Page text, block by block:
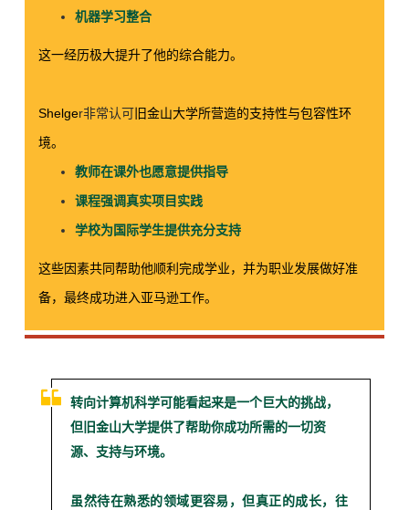
机器学习整合
这一经历极大提升了他的综合能力。
Shelger非常认可 旧金山大学所营造的支持性与包容性环
境。
教师在课外也愿意提供指导
课程强调真实项目实践
学校为国际学生提供充分支持
这些因素共同帮助他顺利完成学业，并为职业发展做好准
备，最终成功进入亚马逊工作。
转向计算机科学可能看起来是一个巨大的挑战，
但旧金山大学提供了帮助你成功所需的一切资
源、支持与环境。
虽然待在熟悉的领域更容易，但真正的成长，往